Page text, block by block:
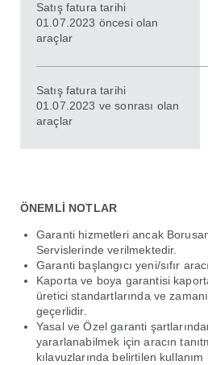
Satış fatura tarihi
01.07.2023 öncesi olan
araçlar
Satış fatura tarihi
01.07.2023 ve sonrası olan
araçlar
ÖNEMLİ NOTLAR
Garanti hizmetleri ancak
Servislerinde verilmektedir.
Garanti başlangıcı yeni/sıfır
Kaporta ve boya garantisi
üretici standartlarında ve
geçerlidir.
Yasal ve Özel garanti
yararlanabilmek için aracın
kılavuzlarında belirtilen kullanım